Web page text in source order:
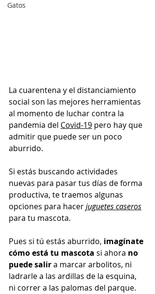
Gatos
La cuarentena y el distanciamiento
social son las mejores herramientas
al momento de luchar contra la
pandemia del Covid-19 pero hay que
admitir que puede ser un poco
aburrido.
Si estás buscando actividades
nuevas para pasar tus días de forma
productiva, te traemos algunas
opciones para hacer juguetes caseros
para tu mascota.
Pues si tú estás aburrido, imagínate
cómo está tu mascota si ahora no
puede salir a marcar arbolitos, ni
ladrarle a las ardillas de la esquina,
ni correr a las palomas del parque.